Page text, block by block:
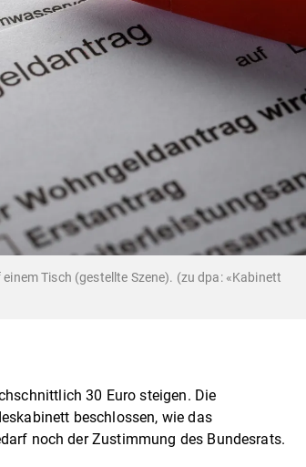
Tisch (gestellte Szene). (zu dpa: «Kabinett
30 Euro steigen. Die
beschlossen, wie das
noch der Zustimmung des Bundesrats.